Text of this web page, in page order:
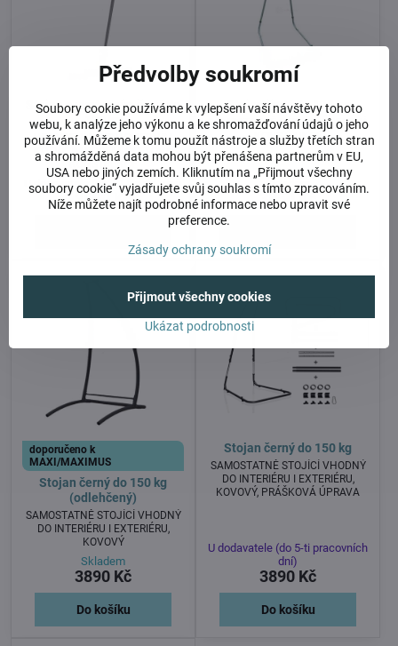
Stojan s ukotvením šedý do
120 kg
UCHYCENÍ DO ZDI S JEDNÍM
KOTVÍCÍM BODEM, OCELOVÁ
KONSTRUKCE
U dodavatele (do 10-ti prac. dní)
2690 Kč
Stojan šedý do 120 kg
SAMOSTATNĚ STOJÍCÍ, OCELOVÁ
KONSTRUKCE
Skladem
3850 Kč
doporučeno k
MAXI/MAXIMUS
Stojan černý do 150 kg
(odlehčený)
SAMOSTATNĚ STOJÍCÍ VHODNÝ
DO INTERIÉRU I EXTERIÉRU,
KOVOVÝ
Skladem
3890 Kč
Do košíku
Stojan černý do 150 kg
SAMOSTATNĚ STOJÍCÍ VHODNÝ
DO INTERIÉRU I EXTERIÉRU,
KOVOVÝ, PRÁŠKOVÁ ÚPRAVA
U dodavatele (do 5-ti pracovních
dní)
3890 Kč
Do košíku
Předvolby soukromí
Soubory cookie používáme k vylepšení vaší návštěvy tohoto
webu, k analýze jeho výkonu a ke shromažďování údajů o jeho
používání. Můžeme k tomu použít nástroje a služby třetích stran
a shromážděná data mohou být přenášena partnerům v EU,
USA nebo jiných zemích. Kliknutím na „Přijmout všechny
soubory cookie“ vyjadřujete svůj souhlas s tímto zpracováním.
Níže můžete najít podrobné informace nebo upravit své
preference.
Zásady ochrany soukromí
Ukázat podrobnosti
Přijmout všechny cookies